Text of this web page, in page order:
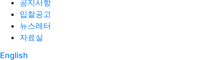
공지사항
입찰공고
뉴스레터
자료실
English